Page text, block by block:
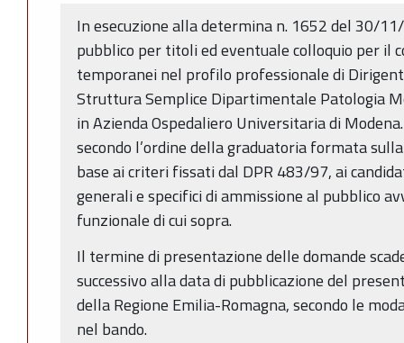
In esecuzione alla determina n. 1652 del 30/
pubblico per titoli ed eventuale colloquio per il
temporanei nel profilo professionale di
Struttura Semplice Dipartimentale Patologia
in Azienda Ospedaliero Universitaria di
secondo l’ordine della graduatoria formata
base ai criteri fissati dal DPR 483/97, ai
generali e specifici di ammissione al pubblico
funzionale di cui sopra.
Il termine di presentazione delle domande
successivo alla data di pubblicazione del
della Regione Emilia-Romagna, secondo le
nel bando.